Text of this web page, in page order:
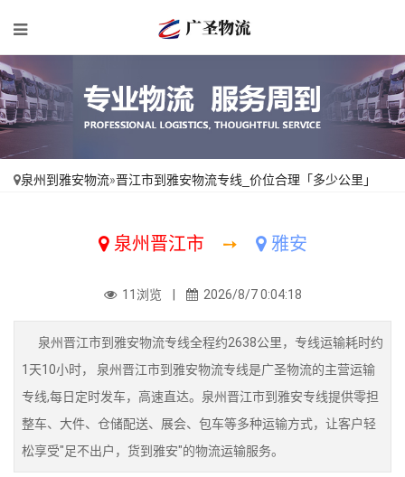
泉州到雅安物流»晋江市到雅安物流专线_价位合理「多少公里」
泉州晋江市 ➙ 雅安
11浏览 | 2026/8/7 0:04:18
泉州晋江市到雅安物流专线全程约2638公里，专线运输耗时约
1天10小时， 泉州晋江市到雅安物流专线是广圣物流的主营运输
专线,每日定时发车，高速直达。泉州晋江市到雅安专线提供零担
整车、大件、仓储配送、展会、包车等多种运输方式，让客户轻
松享受"足不出户，货到雅安"的物流运输服务。